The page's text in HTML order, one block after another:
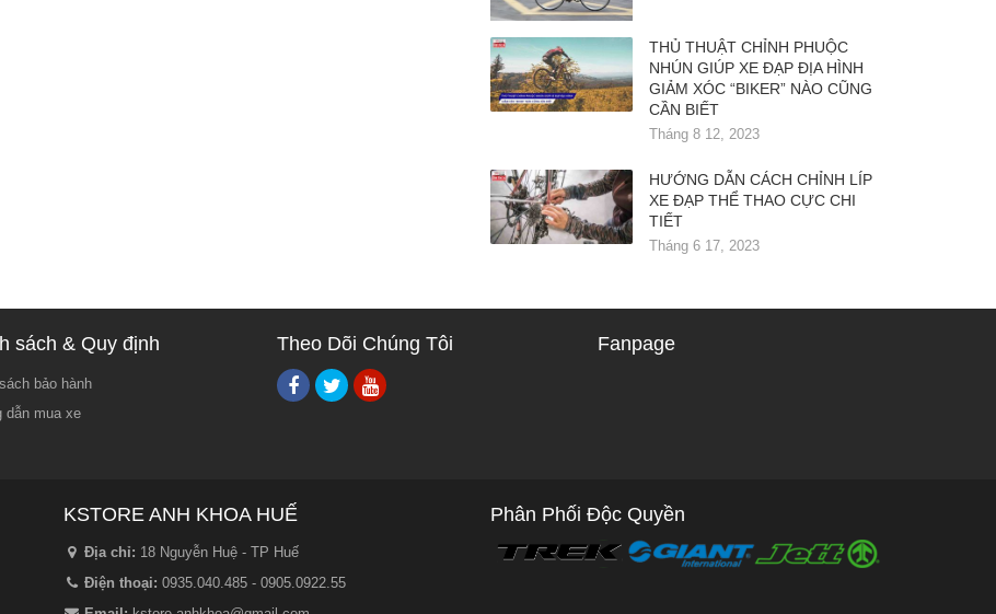
THỦ THUẬT CHỈNH PHUỘC
NHÚN GIÚP XE ĐẠP ĐỊA HÌNH
GIẢM XÓC “BIKER” NÀO CŨNG
CẦN BIẾT
Tháng 8 12, 2023
HƯỚNG DẪN CÁCH CHỈNH LÍP
XE ĐẠP THỂ THAO CỰC CHI
TIẾT
Tháng 6 17, 2023
sách & Quy định
bảo hành
dẫn mua xe
Theo Dõi Chúng Tôi Fanpage
KSTORE ANH KHOA HUẾ
Địa chỉ: 18 Nguyễn Huệ - TP Huế
Điện thoại: 0935.040.485 - 0905.0922.55
Phân Phối Độc Quyền